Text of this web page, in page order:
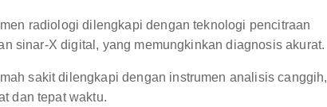
radiologi dilengkapi dengan teknologi pencitraan
sinar-X digital, yang memungkinkan diagnosis akurat.
sakit dilengkapi dengan instrumen analisis canggih,
dan tepat waktu.